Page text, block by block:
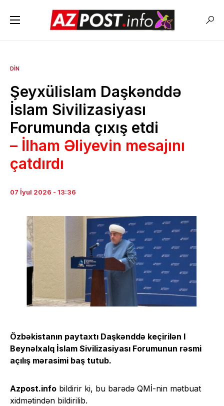
DIN
Şeyxülislam Daşkənddə
İslam Sivilizasiyası
Forumunda çıxış etdi
– İlham Əliyevin mesajını
çatdırdı
07 İyul 2026 - 13:36
Özbəkistanın paytaxtı Daşkənddə keçirilən I
Beynəlxalq İslam Sivilizasiyası Forumunun rəsmi
açılış mərasimi baş tutub.
Azpost.info bildirir ki, bu barədə QMİ-nin mətbuat
xidmətindən bildirilib.